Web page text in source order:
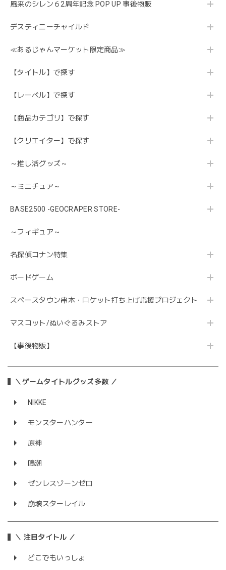
風来のシレン６2周年記念 POP UP 事後物販
デスティニーチャイルド
≪あるじゃんマーケット限定商品≫
【タイトル】で探す
【レーベル】で探す
【商品カテゴリ】で探す
【クリエイター】で探す
～推し活グッズ～
～ミニチュア～
BASE2500 -GEOCRAPER STORE-
～フィギュア～
名探偵コナン特集
ボードゲーム
スペースタウン串本・ロケット打ち上げ応援プロジェクト
マスコット/ぬいぐるみストア
【事後物販】
＼ゲームタイトルグッズ多数 ／
NIKKE
モンスターハンター
原神
鳴潮
ゼンレスゾーンゼロ
崩壊スターレイル
＼ 注目タイトル ／
どこでもいっしょ